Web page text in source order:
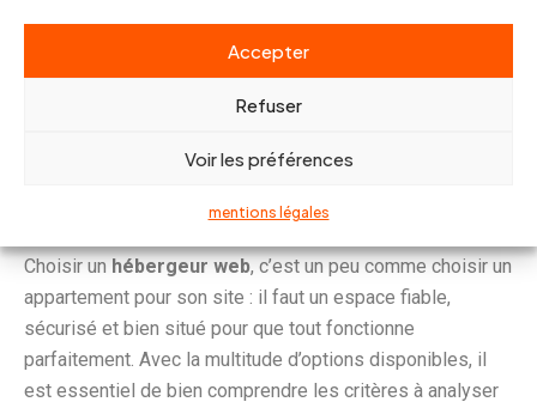
Accepter
Refuser
Voir les préférences
mentions légales
Comment choisir un
hébergeur web ?
Choisir unhébergeur web, c’est un peu comme choisir un
appartement pour son site : il faut un espace fiable,
sécurisé et bien situé pour que tout fonctionne
parfaitement. Avec la multitude d’options disponibles, il
est essentiel de bien comprendre les critères à analyser